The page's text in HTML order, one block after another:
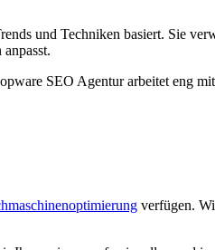
und Techniken basiert. Sie
SEO Agentur arbeitet eng
verfügen.